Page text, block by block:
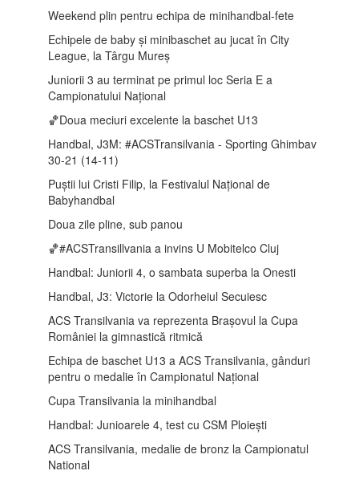
Weekend plin pentru echipa de minihandbal-fete
Echipele de baby și minibaschet au jucat în City
League, la Târgu Mureș
Juniorii 3 au terminat pe primul loc Seria E a
Campionatului Național
🏀Doua meciuri excelente la baschet U13
Handbal, J3M: #ACSTransilvania - Sporting Ghimbav
30-21 (14-11)
Puștii lui Cristi Filip, la Festivalul Național de
Babyhandbal
Doua zile pline, sub panou
🏀#ACSTransillvania a invins U Mobitelco Cluj
Handbal: Juniorii 4, o sambata superba la Onesti
Handbal, J3: Victorie la Odorheiul Secuiesc
ACS Transilvania va reprezenta Brașovul la Cupa
României la gimnastică ritmică
Echipa de baschet U13 a ACS Transilvania, gânduri
pentru o medalie în Campionatul Național
Cupa Transilvania la minihandbal
Handbal: Junioarele 4, test cu CSM Ploiești
ACS Transilvania, medalie de bronz la Campionatul
National